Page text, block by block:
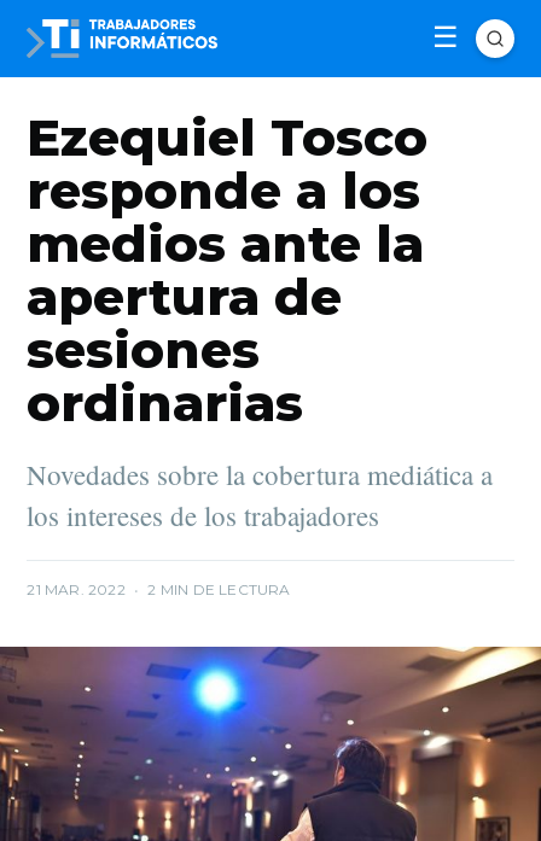
Ezequiel Tosco
responde a los
medios ante la
apertura de
sesiones
ordinarias
Novedades sobre la cobertura mediática a
los intereses de los trabajadores
21 MAR. 2022 • 2 MIN DE LECTURA